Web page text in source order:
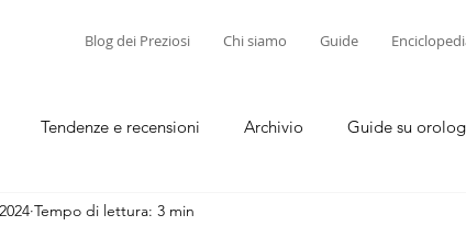
Blog dei Preziosi Chi siamo Guide
Tendenze e recensioni Archivio Guide su
Guide su corallo e cammei
Tempo di lettura: 3 min